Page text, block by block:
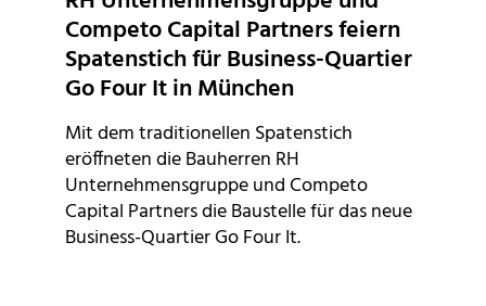
Competo Capital Partners feiern
Spatenstich für Business-Quartier
Go Four It in München
Mit dem traditionellen Spatenstich
eröffneten die Bauherren RH
Unternehmensgruppe und Competo
Capital Partners die Baustelle für das neue
Business-Quartier Go Four It.